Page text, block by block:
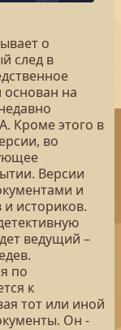
о
след в
на
Кроме этого в
во
Версии
и
историков.
ведущий –
по
к
тот или иной
Он -